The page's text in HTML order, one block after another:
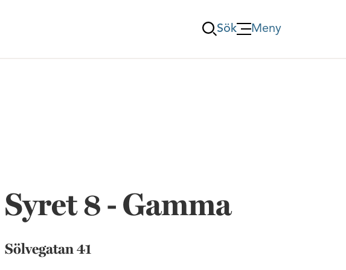
Sök
Öppna Meny
Meny
Syret 8 - Gamma
Sölvegatan 41